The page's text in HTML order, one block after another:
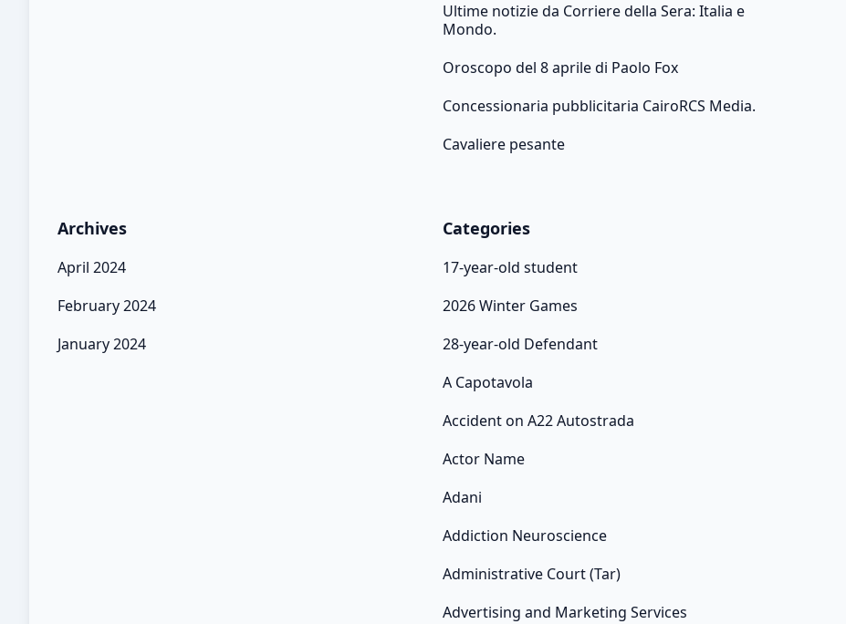
Ultime notizie da Corriere della Sera: Italia e
Mondo.
Oroscopo del 8 aprile di Paolo Fox
Concessionaria pubblicitaria CairoRCS Media.
Cavaliere pesante
Archives
April 2024
February 2024
January 2024
Categories
17-year-old student
2026 Winter Games
28-year-old Defendant
A Capotavola
Accident on A22 Autostrada
Actor Name
Adani
Addiction Neuroscience
Administrative Court (Tar)
Advertising and Marketing Services